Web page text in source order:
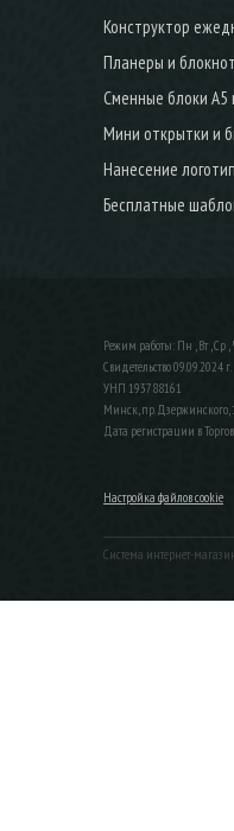
Планеры и
Сменные блоки А5
Мини открытки и
Нанесение
Бесплатные
Режим работы: Пн , Вт , Ср ,
Свидетельство
УНП 193788161
Минск, пр. Дзержинского,
Дата регистрации в
Настройка файлов cookie
Система интернет-